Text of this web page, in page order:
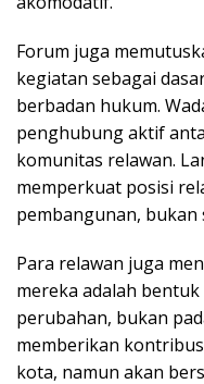
Forum juga
kegiatan sebagai
berbadan hukum.
penghubung aktif
komunitas relawan.
memperkuat posisi
pembangunan,
Para relawan juga
mereka adalah
perubahan, bukan
memberikan
kota, namun akan